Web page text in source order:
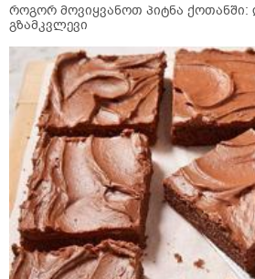
როგორ მოვიყვანოთ პიტნა
გზამკვლევი